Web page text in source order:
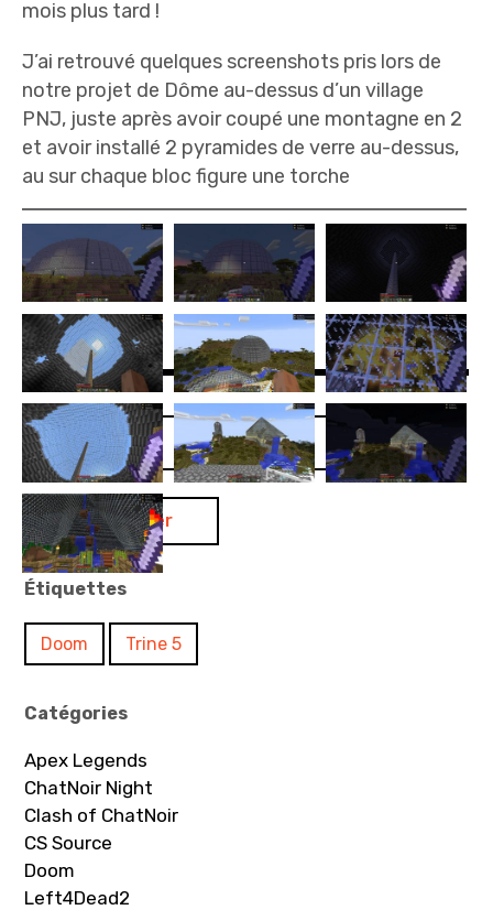
mois plus tard !
J’ai retrouvé quelques screenshots pris lors de
notre projet de Dôme au-dessus d’un village
PNJ, juste après avoir coupé une montagne en 2
et avoir installé 2 pyramides de verre au-dessus,
au sur chaque bloc figure une torche
Rechercher :
Étiquettes
Doom Trine 5
Catégories
Apex Legends
ChatNoir Night
Clash of ChatNoir
CS Source
Doom
Left4Dead2